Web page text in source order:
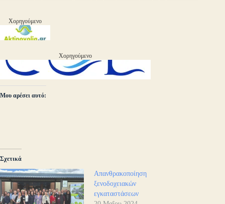
Χορηγούμενο
Χορηγούμενο
Μου αρέσει αυτό:
Σχετικά
Απανθρακοποίηση
ξενοδοχειακών
εγκαταστάσεων